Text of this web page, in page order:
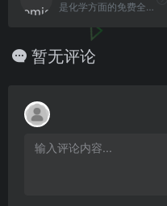
是化学方面的免费全文网上期刊数据库
暂无评论